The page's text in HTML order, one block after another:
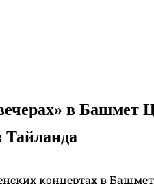
в Башмет
концертах в